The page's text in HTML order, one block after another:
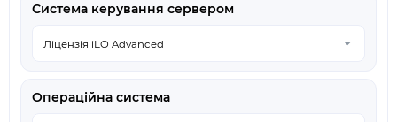
Система керування сервером
Операційна система